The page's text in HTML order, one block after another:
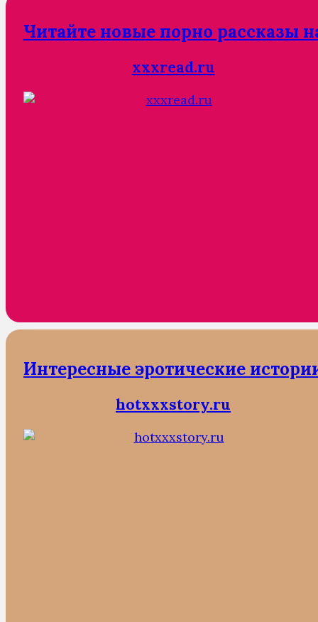
Читайте новые порно рассказы
xxxread.ru
Интересные эротические
hotxxxstory.ru